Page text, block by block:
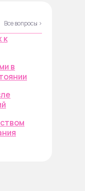
Все вопросы ›
к
в